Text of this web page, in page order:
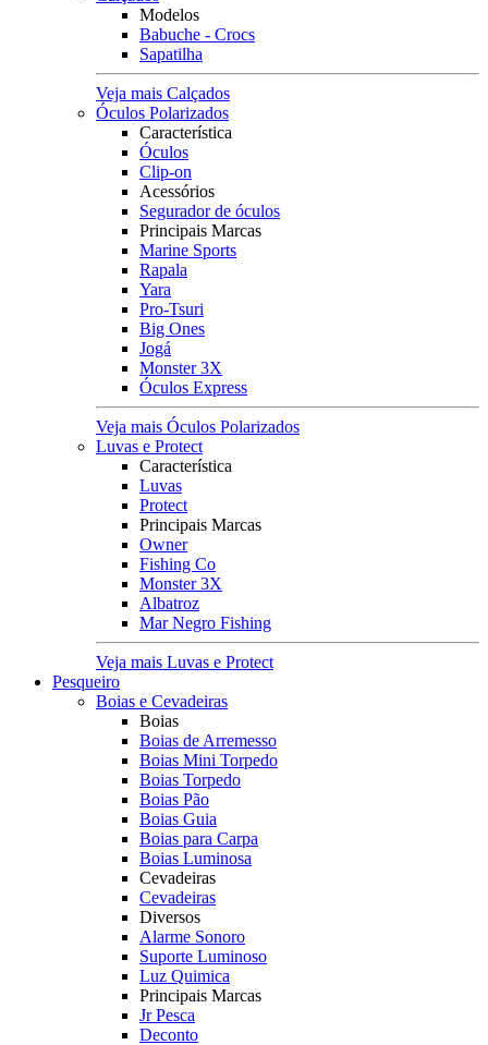
Modelos
Babuche - Crocs
Sapatilha
Veja mais Calçados
Óculos Polarizados
Característica
Óculos
Clip-on
Acessórios
Segurador de óculos
Principais Marcas
Marine Sports
Rapala
Yara
Pro-Tsuri
Big Ones
Jogá
Monster 3X
Óculos Express
Veja mais Óculos Polarizados
Luvas e Protect
Característica
Luvas
Protect
Principais Marcas
Owner
Fishing Co
Monster 3X
Albatroz
Mar Negro Fishing
Veja mais Luvas e Protect
Pesqueiro
Boias e Cevadeiras
Boias
Boias de Arremesso
Boias Mini Torpedo
Boias Torpedo
Boias Pão
Boias Guia
Boias para Carpa
Boias Luminosa
Cevadeiras
Cevadeiras
Diversos
Alarme Sonoro
Suporte Luminoso
Luz Quimica
Principais Marcas
Jr Pesca
Deconto